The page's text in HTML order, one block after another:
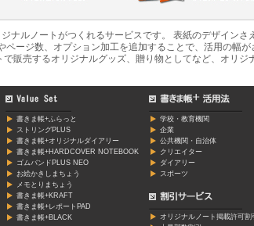
ナルノートがつくれるサービスです。 表紙のデザイン
ージ数、オプション加工を追加することで、活用の幅
販売するオリジナルグッズ、贈り物としてなど、オリ
書きま帳+ふらっと
ストリングPLUS
書きま帳+オリジナルダイアリー
書きま帳+HARDCOVER NOTEBOOK
ゴムバンドPLUS NEO
お絵かきしまちょう
メモとりまちょう
書きま帳+KRAFT
書きま帳+レポートPAD
書きま帳+BLACK
学校・教育機関
企業
公共機関・自治体
クリエイター
ダイアリー
スポーツ
オリジナルノート掲載許可割